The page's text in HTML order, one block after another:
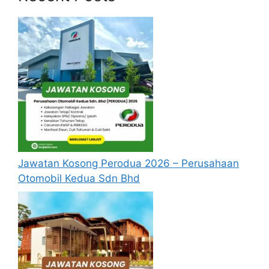
setiap jawatan yang hendak dipohon, Sila
baca pada lampiran yang kami telah
sediakan seperti berikut.
Update Jawatan Kosong Terkini
Cara Memohon
Permohonan jawatan diatas hendaklah
melalui pautanPermohonan Online
boleh didapati melalui pautan yang telah
disediakan dibawah. Untuk pemohon kali
pertama, anda perlu mendaftar
akaun baru terlebih dahulu.
Calon dikehendaki memuat naik resume
yang lengkap (kelayakan akademik,
pengalaman kerja, gaji semasa dan gaji
yang dipohon, gambar berukuran
passport serta salinan sijil-sijil berkaitan)
Jawatan Kosong Perodua 2026 – Perusahaan
Otomobil Kedua Sdn Bhd